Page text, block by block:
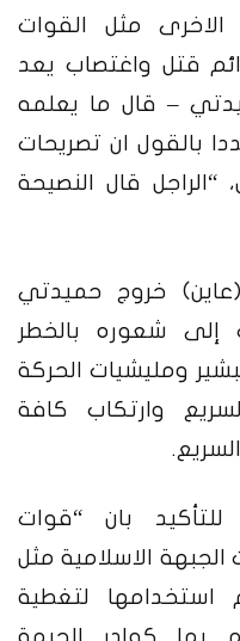
الاخرى مثل القوات
قتل واغتصاب يعد
– قال ما يعلمه
بالقول ان تصريحات
قال النصيحة
خروج حميدتي
إلى شعوره بالخطر
ومليشيات الحركة
وارتكاب كافة
بان “قوات
الاسلامية مثل
استخدامها لتغطية